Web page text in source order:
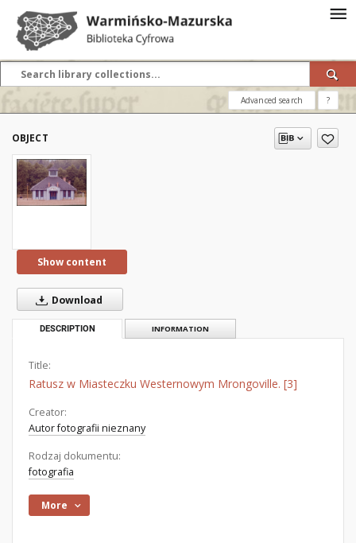
Advanced search ?
OBJECT
Show content
Download
DESCRIPTION INFORMATION
Title:
Ratusz w Miasteczku Westernowym Mrongoville. [3]
Creator:
Autor fotografii nieznany
Rodzaj dokumentu:
fotografia
More